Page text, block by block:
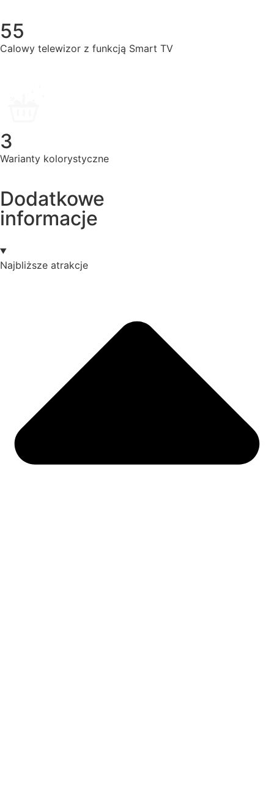
55
Calowy telewizor z funkcją Smart TV
3
Warianty kolorystyczne
Dodatkowe
informacje
Najbliższe atrakcje